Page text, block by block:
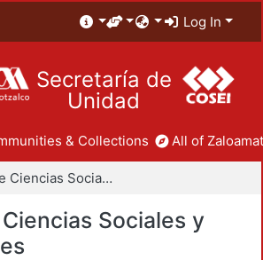
Log In
Secretaría de
Unidad
& Collections All of
División de Ciencias Sociales y Humanidades
Sociales y